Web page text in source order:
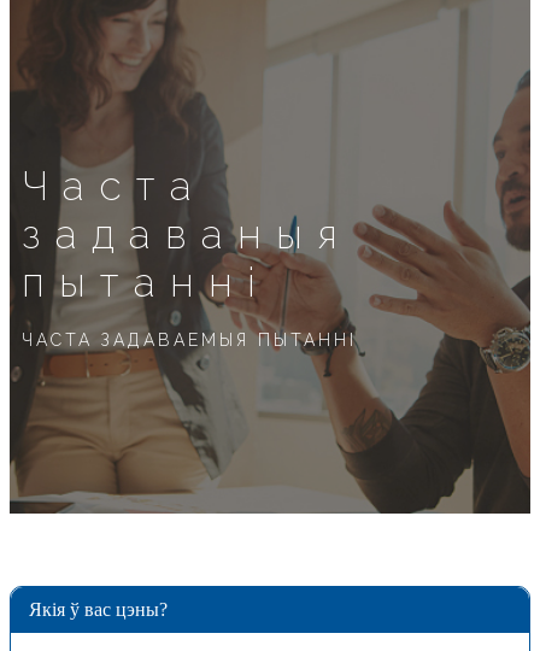
Часта
задаваныя
пытанні
ЧАСТА ЗАДАВАЕМЫЯ ПЫТАННІ
Якія ў вас цэны?